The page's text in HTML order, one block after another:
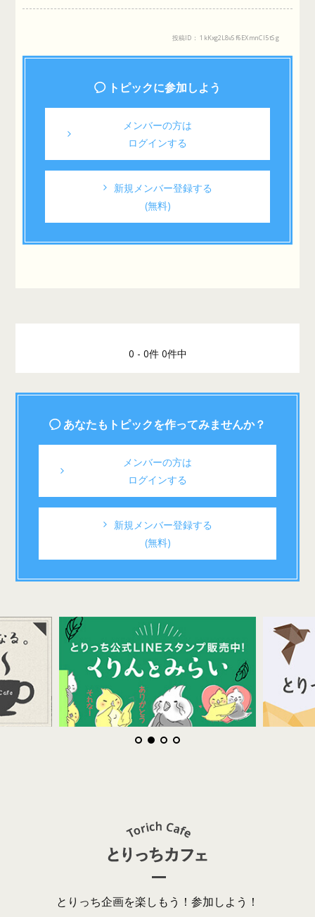
投稿ID： 1kKxg2L8vSf6EXmnCl5tSg
トピックに参加しよう
メンバーの方は
ログインする
新規メンバー登録する
(無料)
0 - 0件 0件中
あなたもトピックを作ってみませんか？
メンバーの方は
ログインする
新規メンバー登録する
(無料)
とりっち企画を楽しもう！参加しよう！